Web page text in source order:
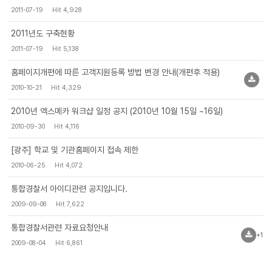
2011-07-19 Hit 4,928
2011년도 구축현황
2011-07-19 Hit 5,138
홈페이지개편에 따른 고객지원등록 방법 변경 안내(개편후 적용)
2010-10-21 Hit 4,329
2010년 엑스메카 워크샵 일정 공지 (2010년 10월 15일 ~16일)
2010-09-30 Hit 4,116
[광주] 학교 및 기관홈페이지 접속 제한
2010-06-25 Hit 4,072
통합경찰서 아이디관련 공지입니다.
2009-09-08 Hit 7,622
통합경찰서관련 자료요청안내
2009-08-04 Hit 6,861
+1